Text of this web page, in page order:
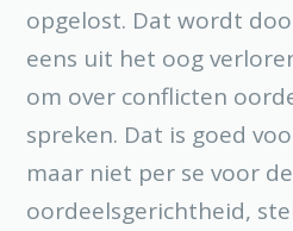
opgelost. Dat wordt
eens uit het oog
om over conflicten
spreken. Dat is goed
maar niet per se voor
oordeelsgerichtheid,